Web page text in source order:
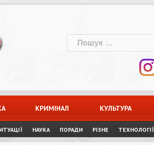
Пошук:
КРИМІНАЛ КУЛЬТУРА
НАУКА ПОРАДИ РІЗНЕ ТЕХНОЛОГІЇ